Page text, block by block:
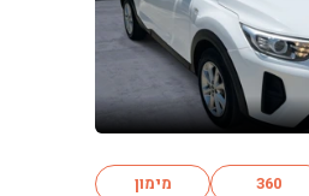
360 מימון